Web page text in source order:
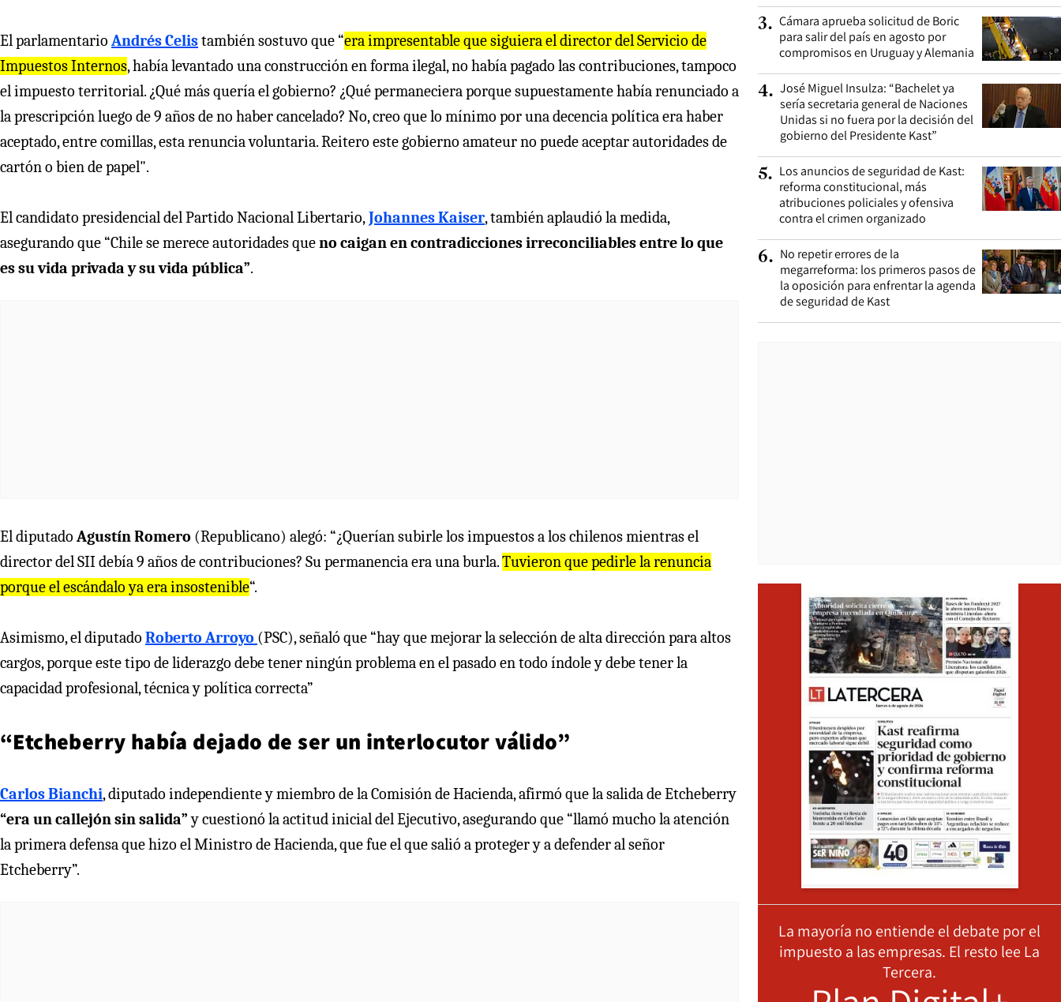
El parlamentario Andrés Celistambién sostuvo que “era impresentable que siguiera el director del Servicio de
Impuestos Internos, había levantado una construcción en forma ilegal, no había pagado las contribuciones, tampoco
el impuesto territorial. ¿Qué más quería el gobierno? ¿Qué permaneciera porque supuestamente había renunciado a
la prescripción luego de 9 años de no haber cancelado? No, creo que lo mínimo por una decencia política era haber
aceptado, entre comillas, esta renuncia voluntaria. Reitero este gobierno amateur no puede aceptar autoridades de
cartón o bien de papel".
El candidato presidencial del Partido Nacional Libertario,Johannes Kaiser, también aplaudió la medida,
asegurando que “Chile se merece autoridades queno caigan en contradicciones irreconciliables entre lo que
es su vida privada y su vida pública”.
El diputado Agustín Romero (Republicano) alegó: “¿Querían subirle los impuestos a los chilenos mientras el
director del SII debía 9 años de contribuciones? Su permanencia era una burla.Tuvieron que pedirle la renuncia
porque el escándalo ya era insostenible“.
Asimismo, el diputado Roberto Arroyo (PSC), señaló que “hay que mejorar la selección de alta dirección para altos
cargos, porque este tipo de liderazgo debe tener ningún problema en el pasado en todo índole y debe tener la
capacidad profesional, técnica y política correcta”
“Etcheberry había dejado de ser un interlocutor válido”
Carlos Bianchi, diputado independiente y miembro de la Comisión de Hacienda, afirmó que la salida de Etcheberry
“era un callejón sin salida”y cuestionó la actitud inicial del Ejecutivo, asegurando que “llamó mucho la atención
la primera defensa que hizo el Ministro de Hacienda, que fue el que salió a proteger y a defender al señor
Etcheberry”.
3. Cámara aprueba solicitud de Boric
para salir del país en agosto por
compromisos en Uruguay y Alemania
4. José Miguel Insulza: “Bachelet ya
sería secretaria general de Naciones
Unidas si no fuera por la decisión del
gobierno del Presidente Kast”
5. Los anuncios de seguridad de Kast:
reforma constitucional, más
atribuciones policiales y ofensiva
contra el crimen organizado
6. No repetir errores de la
megarreforma: los primeros pasos de
la oposición para enfrentar la agenda
de seguridad de Kast
La mayoría no entiende el debate por el
impuesto a las empresas. El resto lee La
Tercera.